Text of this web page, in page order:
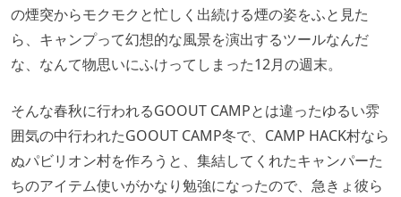
の煙突からモクモクと忙しく出続ける煙の姿をふと見た
ら、キャンプって幻想的な風景を演出するツールなんだ
な、なんて物思いにふけってしまった12月の週末。
そんな春秋に行われるGOOUT CAMPとは違ったゆるい雰
囲気の中行われたGOOUT CAMP冬で、CAMP HACK村なら
ぬパビリオン村を作ろうと、集結してくれたキャンパーた
ちのアイテム使いがかなり勉強になったので、急きょ彼ら